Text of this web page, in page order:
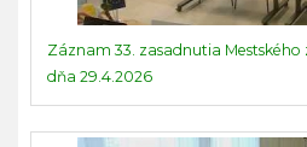
Záznam 33. zasadnutia
dňa 29.4.2026